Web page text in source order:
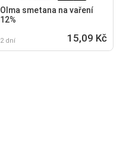
Olma smetana na vaření
12%
2 dní 15,09 Kč